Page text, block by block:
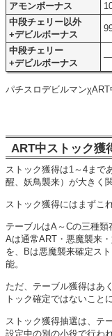
アモンボーナス
中段チェリー以外
+デビルボーナス
中段チェリー
+デビルボーナス
―
パチスロデビルマンχART
ART中ストック獲
ストック獲得は1～4まで
醒、妖鳥襲来）が大きく
ストック獲得にはまずこ
テーブルはA～Cの三種類
Aは通常ART・悪魔襲来
を、Bは悪魔襲来確定ス
能。
ただ、テーブル獲得はあ
トック確定ではないこと
ストック獲得抽選は、テ
設定中の別の小役で行われ